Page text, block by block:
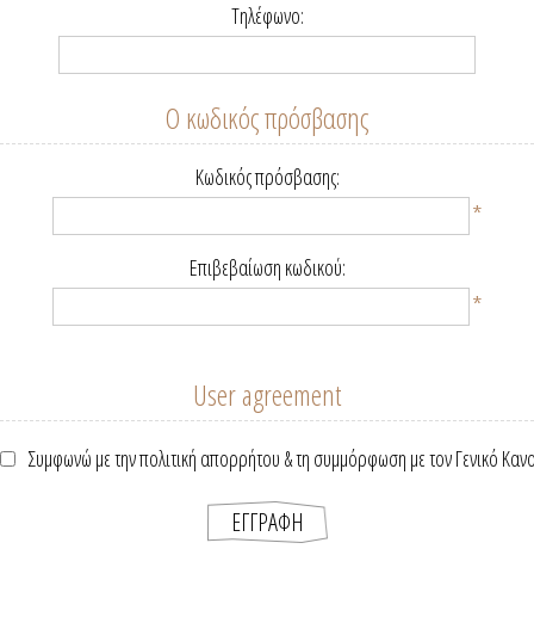
Τηλέφωνο:
Ο κωδικός πρόσβασης
Κωδικός πρόσβασης:
*
Επιβεβαίωση κωδικού:
*
User agreement
Συμφωνώ με την πολιτική απορρήτου & τη συμμόρφωση με τον Γενικό